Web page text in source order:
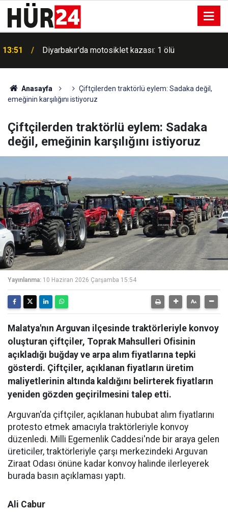
13:51 Diyarbakır'da motosiklet kazası: 1 ölü
13:44 Kırıkkale'de uyuşturucu operasyonu: 1 gözaltı
Anasayfa
Çiftçilerden traktörlü eylem: Sadaka değil,
emeğinin karşılığını istiyoruz
Çiftçilerden traktörlü eylem: Sadaka
değil, emeğinin karşılığını istiyoruz
Yayınlanma: 10 Haziran 2026 Çarşamba 15:54
Malatya'nın Arguvan ilçesinde traktörleriyle konvoy
oluşturan çiftçiler, Toprak Mahsulleri Ofisinin
açıkladığı buğday ve arpa alım fiyatlarına tepki
gösterdi. Çiftçiler, açıklanan fiyatların üretim
maliyetlerinin altında kaldığını belirterek fiyatların
yeniden gözden geçirilmesini talep etti.
Arguvan'da çiftçiler, açıklanan hububat alım fiyatlarını
protesto etmek amacıyla traktörleriyle konvoy
düzenledi. Milli Egemenlik Caddesi'nde bir araya gelen
üreticiler, traktörleriyle çarşı merkezindeki Arguvan
Ziraat Odası önüne kadar konvoy halinde ilerleyerek
burada basın açıklaması yaptı.
Ali Cabur